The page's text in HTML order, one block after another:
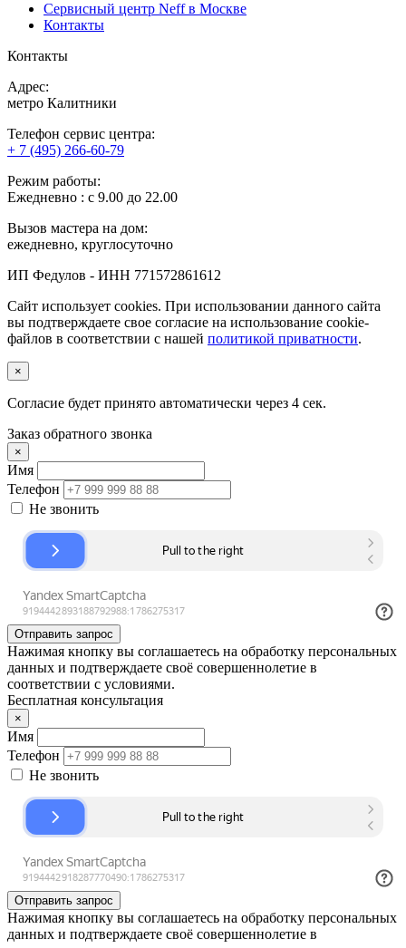
Сервисный центр Neff в Москве
Контакты
Контакты
Адрес:
метро Калитники
Телефон сервис центра:
+ 7 (495) 266-60-79
Режим работы:
Ежедневно : с 9.00 до 22.00
Вызов мастера на дом:
ежедневно, круглосуточно
ИП Федулов - ИНН 771572861612
Сайт использует cookies. При использовании данного сайта
вы подтверждаете свое согласие на использование cookie-
файлов в соответствии с нашей политикой приватности.
×
Согласие будет принято автоматически через 3 сек.
Заказ обратного звонка
×
Имя
Телефон
Не звонить
Отправить запрос
Нажимая кнопку вы соглашаетесь на обработку персональных
данных и подтверждаете своё совершеннолетие в
соответствии с условиями.
Бесплатная консультация
×
Имя
Телефон
Не звонить
Отправить запрос
Нажимая кнопку вы соглашаетесь на обработку персональных
данных и подтверждаете своё совершеннолетие в